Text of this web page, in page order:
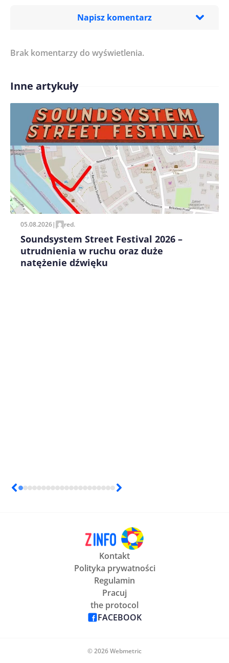
Napisz komentarz
Treść komentarza*
Imię/ Nick*
Zapamiętaj moje dane w tej przeglądarce podczas
pisania kolejnych komentarzy.
Brak komentarzy do wyświetlenia.
Inne artykuły
05.08.2026| red.
Soundsystem Street Festival 2026 –
utrudnienia w ruchu oraz duże
natężenie dźwięku
Kontakt
Polityka prywatności
Regulamin
Pracuj
the protocol
FACEBOOK
© 2026 Webmetric